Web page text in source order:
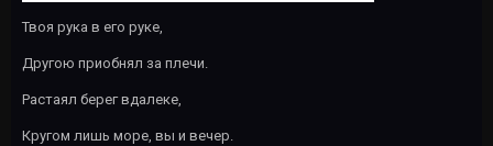
Твоя рука в его руке,
Другою приобнял за плечи.
Растаял берег вдалеке,
Кругом лишь море, вы и вечер.